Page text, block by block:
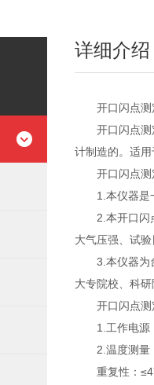
详细介绍
开口闪点测
开口闪点测定
计制造的。适
开口闪点测
1.本仪器是一
2.本开口闪点
大气压强、试
3.本仪器为台
大专院校、科
开口闪点测
1.工作电源
2.温度测量
重复性：